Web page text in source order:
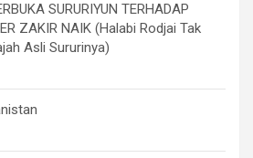
SURURIYUN TERHADAP
ZAKIR NAIK (Halabi Rodjai Tak
Asli Sururinya)